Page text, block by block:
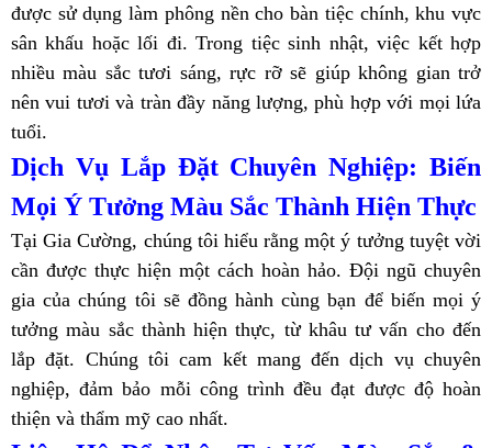
được sử dụng làm phông nền cho bàn tiệc chính, khu vực
sân khấu hoặc lối đi. Trong tiệc sinh nhật, việc kết hợp
nhiều màu sắc tươi sáng, rực rỡ sẽ giúp không gian trở
nên vui tươi và tràn đầy năng lượng, phù hợp với mọi lứa
tuổi.
Dịch Vụ Lắp Đặt Chuyên Nghiệp: Biến
Mọi Ý Tưởng Màu Sắc Thành Hiện Thực
Tại Gia Cường, chúng tôi hiểu rằng một ý tưởng tuyệt vời
cần được thực hiện một cách hoàn hảo. Đội ngũ chuyên
gia của chúng tôi sẽ đồng hành cùng bạn để biến mọi ý
tưởng màu sắc thành hiện thực, từ khâu tư vấn cho đến
lắp đặt. Chúng tôi cam kết mang đến dịch vụ chuyên
nghiệp, đảm bảo mỗi công trình đều đạt được độ hoàn
thiện và thẩm mỹ cao nhất.